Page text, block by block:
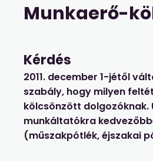
Munkaerő-
Kérdés
2011. december 1-jétől
szabály, hogy milyen
kölcsönzött dolgozóknak.
munkáltatókra
(műszakpótlék, éjszakai